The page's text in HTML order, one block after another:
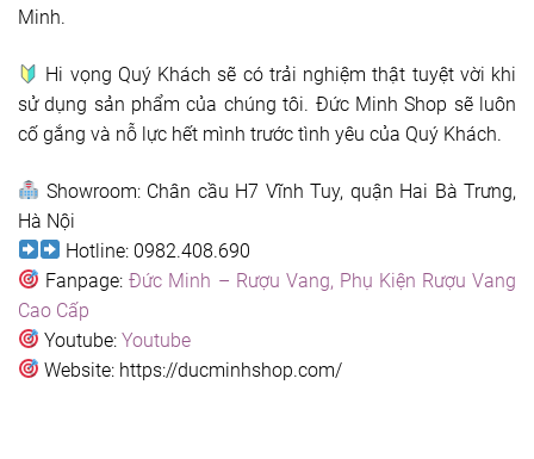
Minh.
Hi vọng Quý Khách sẽ có trải nghiệm thật tuyệt vời khi
sử dụng sản phẩm của chúng tôi. Đức Minh Shop sẽ luôn
cố gắng và nỗ lực hết mình trước tình yêu của Quý Khách.
Showroom: Chân cầu H7 Vĩnh Tuy, quận Hai Bà Trưng,
Hà Nội
Hotline: 0982.408.690
Fanpage:Đức Minh – Rượu Vang, Phụ Kiện Rượu Vang
Cao Cấp
Youtube:Youtube
Website: https://ducminhshop.com/